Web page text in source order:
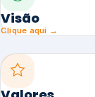
Visão
Clique aqui →